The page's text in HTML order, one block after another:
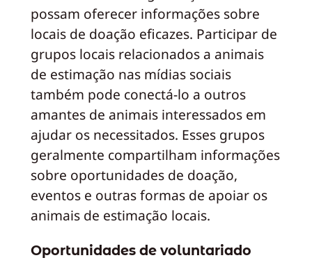
possam oferecer informações sobre
locais de doação eficazes. Participar de
grupos locais relacionados a animais
de estimação nas mídias sociais
também pode conectá-lo a outros
amantes de animais interessados em
ajudar os necessitados. Esses grupos
geralmente compartilham informações
sobre oportunidades de doação,
eventos e outras formas de apoiar os
animais de estimação locais.
Oportunidades de voluntariado